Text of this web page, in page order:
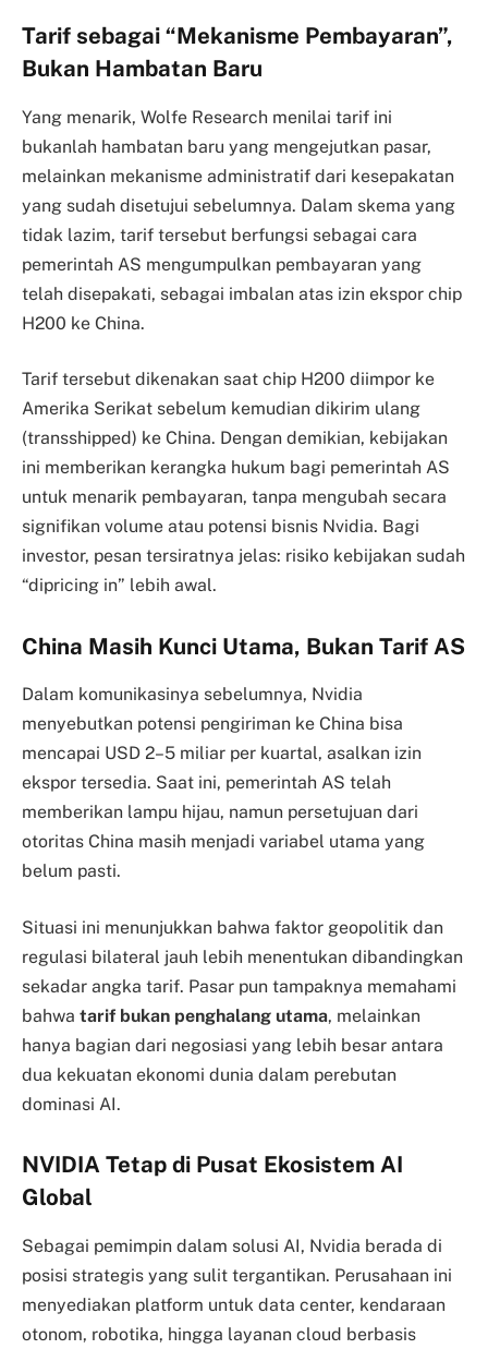
Tarif sebagai “Mekanisme Pembayaran”,
Bukan Hambatan Baru
Yang menarik, Wolfe Research menilai tarif ini
bukanlah hambatan baru yang mengejutkan pasar,
melainkan mekanisme administratif dari kesepakatan
yang sudah disetujui sebelumnya. Dalam skema yang
tidak lazim, tarif tersebut berfungsi sebagai cara
pemerintah AS mengumpulkan pembayaran yang
telah disepakati, sebagai imbalan atas izin ekspor chip
H200 ke China.
Tarif tersebut dikenakan saat chip H200 diimpor ke
Amerika Serikat sebelum kemudian dikirim ulang
(transshipped) ke China. Dengan demikian, kebijakan
ini memberikan kerangka hukum bagi pemerintah AS
untuk menarik pembayaran, tanpa mengubah secara
signifikan volume atau potensi bisnis Nvidia. Bagi
investor, pesan tersiratnya jelas: risiko kebijakan sudah
“dipricing in” lebih awal.
China Masih Kunci Utama, Bukan Tarif AS
Dalam komunikasinya sebelumnya, Nvidia
menyebutkan potensi pengiriman ke China bisa
mencapai USD 2–5 miliar per kuartal, asalkan izin
ekspor tersedia. Saat ini, pemerintah AS telah
memberikan lampu hijau, namun persetujuan dari
otoritas China masih menjadi variabel utama yang
belum pasti.
Situasi ini menunjukkan bahwa faktor geopolitik dan
regulasi bilateral jauh lebih menentukan dibandingkan
sekadar angka tarif. Pasar pun tampaknya memahami
bahwa tarif bukan penghalang utama, melainkan
hanya bagian dari negosiasi yang lebih besar antara
dua kekuatan ekonomi dunia dalam perebutan
dominasi AI.
NVIDIA Tetap di Pusat Ekosistem AI
Global
Sebagai pemimpin dalam solusi AI, Nvidia berada di
posisi strategis yang sulit tergantikan. Perusahaan ini
menyediakan platform untuk data center, kendaraan
otonom, robotika, hingga layanan cloud berbasis